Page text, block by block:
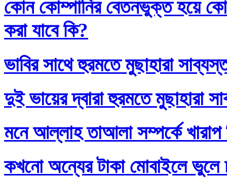
কোন কোম্পানির বেতনভুক্ত হয়ে
করা যাবে কি?
ভাবির সাথে হুরমতে মুছাহারা
দুই ভায়ের দ্বারা হুরমতে মুছাহারা
মনে আল্লাহ তাআলা সম্পর্কে
কখনো অন্যের টাকা মোবাইলে ভুলে